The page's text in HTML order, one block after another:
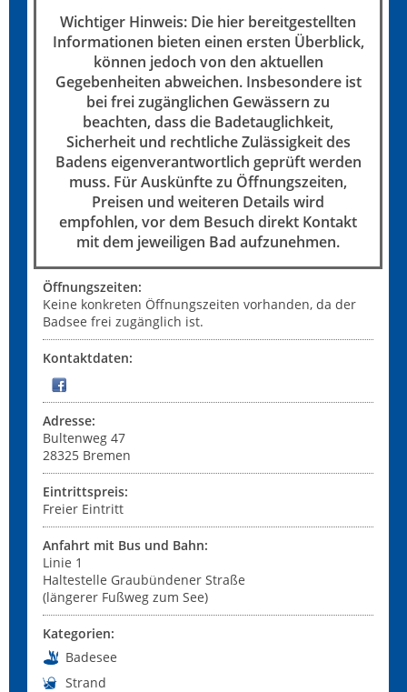
Wichtiger Hinweis: Die hier bereitgestellten
Informationen bieten einen ersten Überblick,
können jedoch von den aktuellen
Gegebenheiten abweichen. Insbesondere ist
bei frei zugänglichen Gewässern zu
beachten, dass die Badetauglichkeit,
Sicherheit und rechtliche Zulässigkeit des
Badens eigenverantwortlich geprüft werden
muss. Für Auskünfte zu Öffnungszeiten,
Preisen und weiteren Details wird
empfohlen, vor dem Besuch direkt Kontakt
mit dem jeweiligen Bad aufzunehmen.
Öffnungszeiten:
Keine konkreten Öffnungszeiten vorhanden, da der
Badsee frei zugänglich ist.
Kontaktdaten:
Adresse:
Bultenweg 47
28325 Bremen
Eintrittspreis:
Freier Eintritt
Anfahrt mit Bus und Bahn:
Linie 1
Haltestelle Graubündener Straße
(längerer Fußweg zum See)
Kategorien:
Badesee
Strand